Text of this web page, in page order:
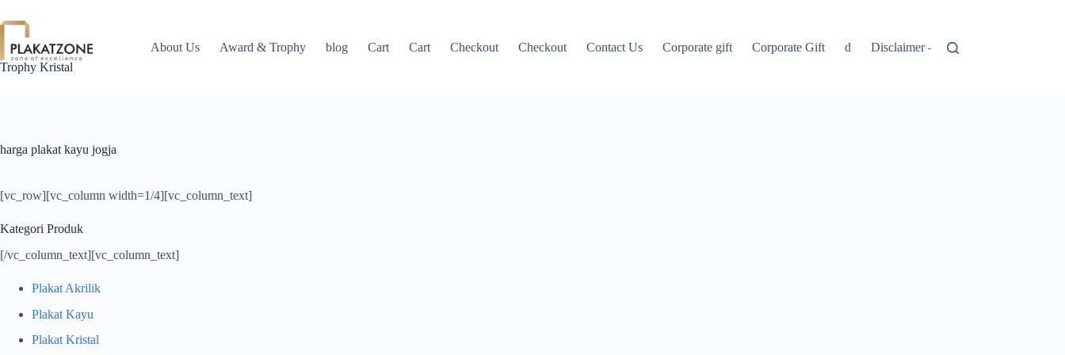
to
content
Trophy Kristal
About Us Award & Trophy blog Cart Cart Checkout Checkout Contact Us Corporate gift Corporate Gift d Disclaimer – Penolakan
harga plakat kayu jogja
[vc_row][vc_column width=1/4][vc_column_text]
Kategori Produk
[/vc_column_text][vc_column_text]
Plakat Akrilik
Plakat Kayu
Plakat Kristal